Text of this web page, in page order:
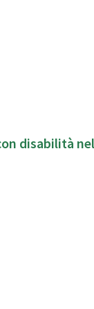
disabilità